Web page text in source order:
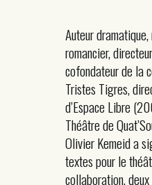
Auteur
romancier,
cofondateur de la
Tristes Tigres,
d’Espace Libre
Théâtre de
Olivier Kemeid a
textes pour le
collaboration,